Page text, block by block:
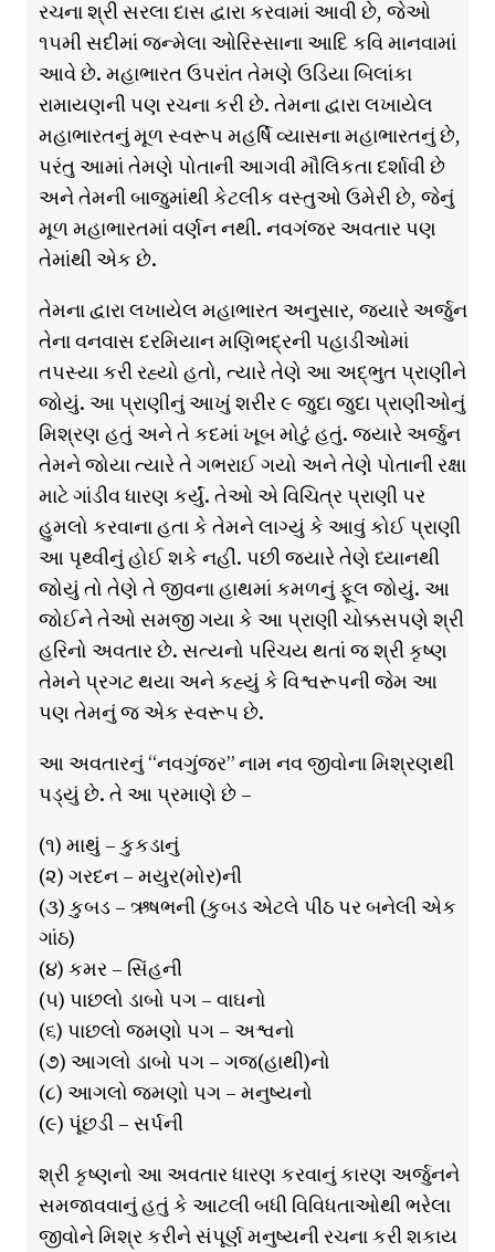
રચના શ્રી સરલા દાસ દ્વારા કરવામાં આવી છે, જેઓ
૧૫મી સદીમાં જન્મેલા ઓરિસ્સાના આદિ કવિ માનવામાં
આવે છે. મહાભારત ઉપરાંત તેમણે ઉડિયા બિલાંકા
રામાયણની પણ રચના કરી છે. તેમના દ્વારા લખાયેલ
મહાભારતનું મૂળ સ્વરૂપ મહર્ષિ વ્યાસના મહાભારતનું છે,
પરંતુ આમાં તેમણે પોતાની આગવી મૌલિકતા દર્શાવી છે
અને તેમની બાજુમાંથી કેટલીક વસ્તુઓ ઉમેરી છે, જેનું
મૂળ મહાભારતમાં વર્ણન નથી. નવગંજર અવતાર પણ
તેમાંથી એક છે.
તેમના દ્વારા લખાયેલ મહાભારત અનુસાર, જ્યારે અર્જુન
તેના વનવાસ દરમિયાન મણિભદ્રની પહાડીઓમાં
તપસ્યા કરી રહ્યો હતો, ત્યારે તેણે આ અદ્ભુત પ્રાણીને
જોયું. આ પ્રાણીનું આખું શરીર ૯ જુદા જુદા પ્રાણીઓનું
મિશ્રણ હતું અને તે કદમાં ખૂબ મોટું હતું. જ્યારે અર્જુન
તેમને જોયા ત્યારે તે ગભરાઈ ગયો અને તેણે પોતાની રક્ષા
માટે ગાંડીવ ધારણ કર્યું. તેઓ એ વિચિત્ર પ્રાણી પર
હુમલો કરવાના હતા કે તેમને લાગ્યું કે આવું કોઈ પ્રાણી
આ પૃથ્વીનું હોઈ શકે નહીં. પછી જ્યારે તેણે ધ્યાનથી
જોયું તો તેણે તે જીવના હાથમાં કમળનું ફૂલ જોયું. આ
જોઈને તેઓ સમજી ગયા કે આ પ્રાણી ચોક્કસપણે શ્રી
હરિનો અવતાર છે. સત્યનો પરિચય થતાં જ શ્રી કૃષ્ણ
તેમને પ્રગટ થયા અને કહ્યું કે વિશ્વરૂપની જેમ આ
પણ તેમનું જ એક સ્વરૂપ છે.
આ અવતારનું “નવગુંજર” નામ નવ જીવોના મિશ્રણથી
પડ્યું છે. તે આ પ્રમાણે છે –
(૧) માથું – કુકડાનું
(૨) ગરદન – મયુર(મોર)ની
(૩) કુબડ – ઋષભની (કુબડ એટલે પીઠ પર બનેલી એક
ગાંઠ)
(૪) કમર – સિંહની
(૫) પાછલો ડાબો પગ – વાઘનો
(૬) પાછલો જમણો પગ – અશ્વનો
(૭) આગલો ડાબો પગ – ગજ(હાથી)નો
(૮) આગલો જમણો પગ – મનુષ્યનો
(૯) પૂંછડી – સર્પની
શ્રી કૃષ્ણનો આ અવતાર ધારણ કરવાનું કારણ અર્જુનને
સમજાવવાનું હતું કે આટલી બધી વિવિધતાઓથી ભરેલા
જીવોને મિશ્ર કરીને સંપૂર્ણ મનુષ્યની રચના કરી શકાય